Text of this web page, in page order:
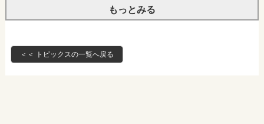
もっとみる
＜＜ トピックスの一覧へ戻る